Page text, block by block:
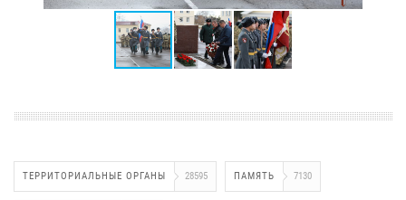
ТЕРРИТОРИАЛЬНЫЕ ОРГАНЫ 28595 ПАМЯТЬ 7130